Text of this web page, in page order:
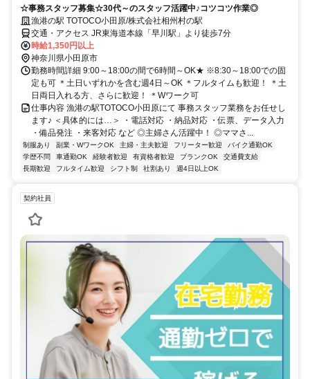
☆事務スタッフ募集☆30代～のスタッフ活躍中♪コツコツ作業◎
漁港の駅 TOTOCO小田原/株式会社相州村の駅
交通・アクセス JR東海道本線「早川駅」より徒歩7分
時給1,350円以上
神奈川県小田原市
勤務時間詳細 9:00～18:00の間で6時間～OK★ ※8:30～18:00での固
定も可 ＊土日いずれかを含む週4日～OK ＊フルタイムも歓迎！ ＊土
日両日入れる方、さらに歓迎！ ＊Wワーク可
仕事内容 漁港の駅TOTOCO小田原にて 事務スタッフ業務をお任せし
ます♪ ＜具体的には…＞ ・電話対応 ・納品対応 ・伝票、データ入力
・備品発注 ・来客対応 など ◎主婦さん活躍中！ ◎ママさ...
制服あり 副業・WワークOK 主婦・主夫歓迎 フリーター歓迎
バイク通勤OK
学歴不問
車通勤OK 経験者歓迎 有資格者歓迎 ブランクOK
交通費支給
長期歓迎
フルタイム歓迎 シフト制 社割あり 週4日以上OK
契約社員